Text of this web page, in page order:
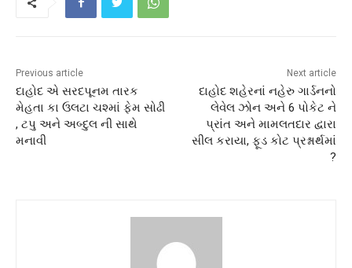
Previous article
દાહોદ એ સરદપૂનમ તારક
મેહતા કા ઉલટા ચશ્માં ફેમ સોઢી
, ટપુ અને અબ્દુલ ની સાથે
મનાવી
Next article
દાહોદ શહેરનાં નહેરુ ગાર્ડનનો
લેવેલ ઝોન અને 6 પોકેટ ને
પ્રાંત અને મામલતદાર દ્વારા
સીલ કરાયા, ફૂડ કોટ પ્રશ્નાર્થમાં
?